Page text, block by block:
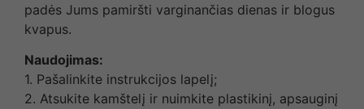
padės Jums pamiršti varginančias dienas ir blogus
kvapus.
Naudojimas:
1. Pašalinkite instrukcijos lapelį;
2. Atsukite kamštelį ir nuimkite plastikinį, apsauginį